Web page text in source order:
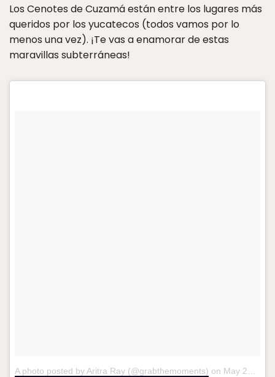
Los Cenotes de Cuzamá están entre los lugares más
queridos por los yucatecos (todos vamos por lo
menos una vez). ¡Te vas a enamorar de estas
maravillas subterráneas!
A photo posted by Aritra Ray (@grabthemoments) on May 22, 2016 at 7:57am PDT